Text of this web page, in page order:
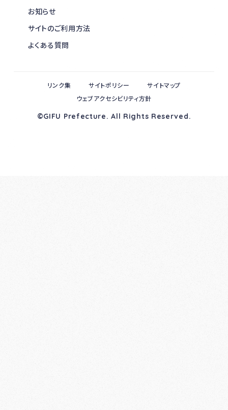
お知らせ
サイトのご利用方法
よくある質問
©GIFU Prefecture. All Rights Reserved.
リンク集 サイトポリシー
サイトマップ
ウェブアクセシビリティ方針